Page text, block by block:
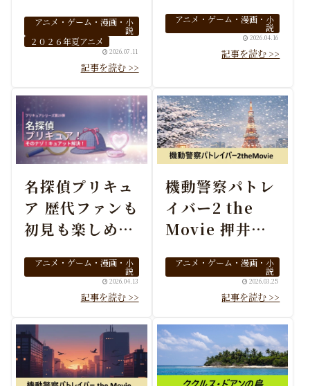
対応】
2026.07.11
アニメ・ゲーム・漫画・小
説
２０２６年夏アニメ
ニメ
2026.04.16
アニメ・ゲーム・漫画・小
説
名探偵プリキュ
ア 歴代ファンも
初見も楽しめる
アの魅力
2026.04.13
アニメ・ゲーム・漫画・小
説
機動警察パトレ
イバー2 the
Movie 押井守
デターの傑作2026.03.25
アニメ・ゲーム・漫画・小
説